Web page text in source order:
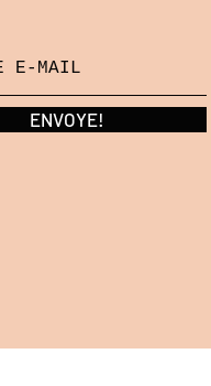
ENVOYE!